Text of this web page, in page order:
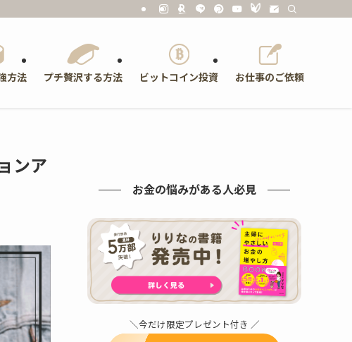
方法 プチ贅沢する方法 ビットコイン投資 お仕事のご依頼
ンア
お金の悩みがある人必見
＼今だけ限定プレゼント付き ／